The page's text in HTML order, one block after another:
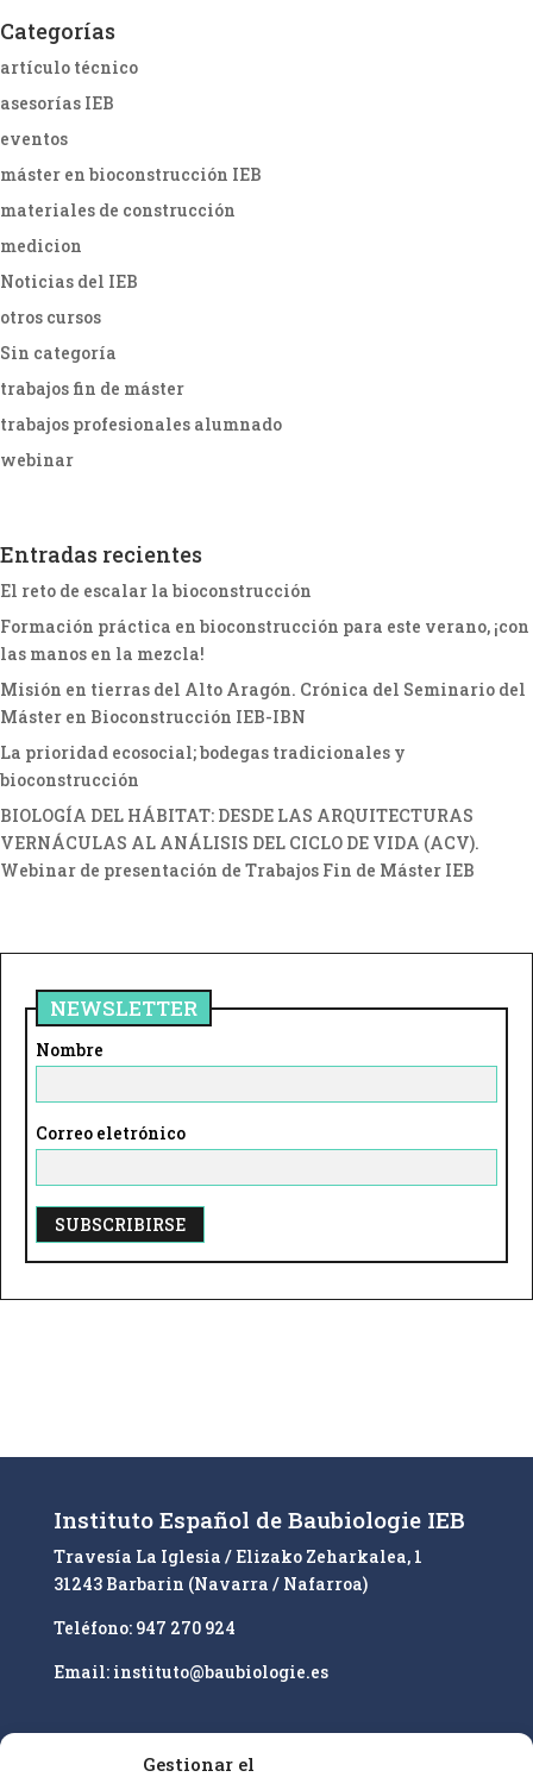
Gestionar el
Categorías
artículo técnico
asesorías IEB
eventos
máster en bioconstrucción IEB
materiales de construcción
medicion
Noticias del IEB
otros cursos
Sin categoría
trabajos fin de máster
trabajos profesionales alumnado
webinar
Entradas recientes
El reto de escalar la bioconstrucción
Formación práctica en bioconstrucción para este verano, ¡con
las manos en la mezcla!
Misión en tierras del Alto Aragón. Crónica del Seminario del
Máster en Bioconstrucción IEB-IBN
La prioridad ecosocial; bodegas tradicionales y
bioconstrucción
BIOLOGÍA DEL HÁBITAT: DESDE LAS ARQUITECTURAS
VERNÁCULAS AL ANÁLISIS DEL CICLO DE VIDA (ACV).
Webinar de presentación de Trabajos Fin de Máster IEB
NEWSLETTER
Nombre
Correo eletrónico
a
Instituto Español de Baubiologie IEB
Travesía La Iglesia / Elizako Zeharkalea, 1
31243 Barbarin (Navarra / Nafarroa)
Teléfono: 947 270 924
Email: instituto@baubiologie.es